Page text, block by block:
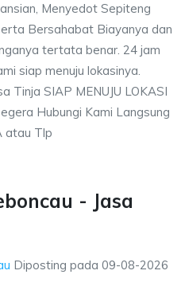
Menyedot Sepiteng
Bersahabat Biayanya dan
tertata benar. 24 jam
siap menuju lokasinya.
Tinja SIAP MENUJU LOKASI
Hubungi Kami Langsung
atau Tlp
- Jasa
Diposting pada 09-08-2026